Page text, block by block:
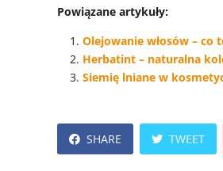
Powiązane artykuły:
Olejowanie włosów – co
Herbatint – naturalna
Siemię lniane w
SHARE TWEET